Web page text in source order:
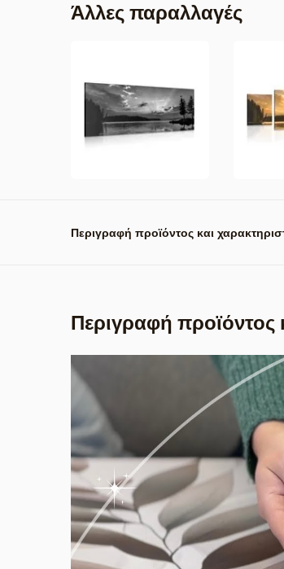
Άλλες παραλλαγές
Περιγραφή προϊόντος και
Περιγραφή προϊόντος